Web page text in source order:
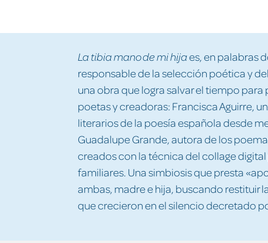
La tibia mano de mi hijaes, en palabras
responsable de la selección poética y
una obra que logra salvar el tiempo
poetas y creadoras: Francisca Aguirre,
literarios de la poesía española desde
Guadalupe Grande, autora de los
creados con la técnica del collage
familiares. Una simbiosis que presta
ambas, madre e hija, buscando restituir
que crecieron en el silencio decretado